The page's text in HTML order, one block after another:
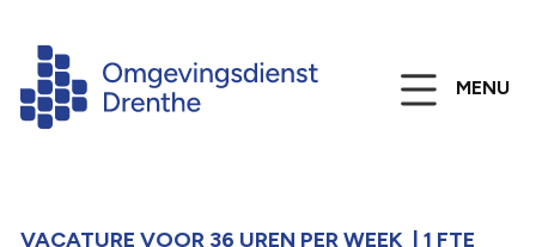
MENU
VACATURE VOOR 36 UREN PER WEEK | 1 FTE